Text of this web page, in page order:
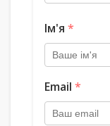
Ім'я *
Email *